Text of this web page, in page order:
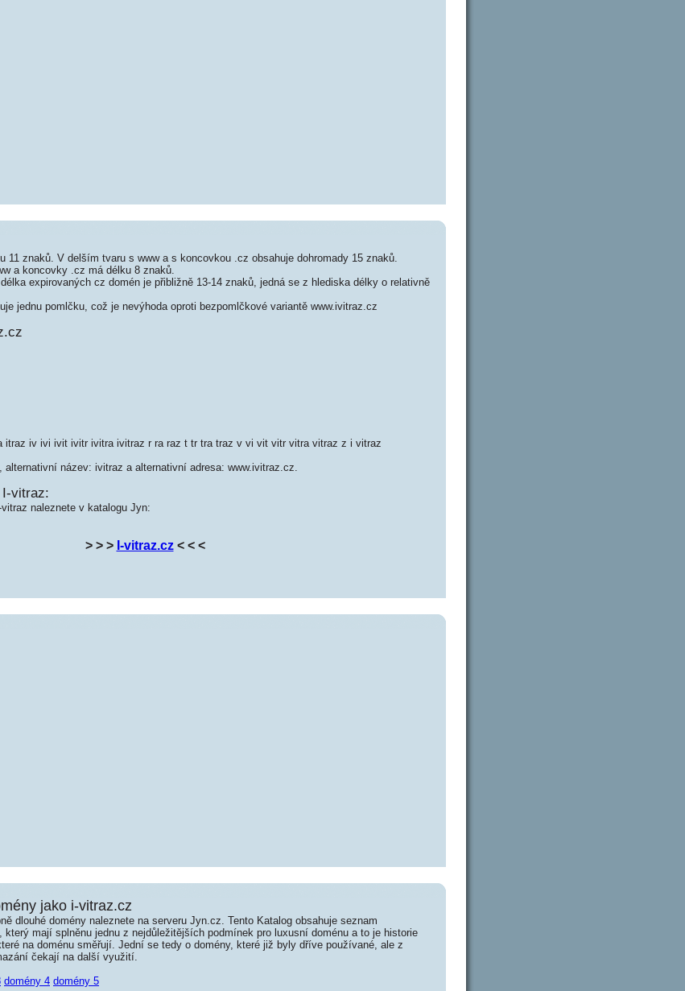
11 znaků. V delším tvaru s www a s koncovkou .cz obsahuje dohromady 15 znaků.
a koncovky .cz má délku 8 znaků.
expirovaných cz domén je přibližně 13-14 znaků, jedná se z hlediska délky o relativně
jednu pomlčku, což je nevýhoda oproti bezpomlčkové variantě www.ivitraz.cz
itraz iv ivi ivit ivitr ivitra ivitraz r ra raz t tr tra traz v vi vit vitr vitra vitraz z i vitraz
název: ivitraz a alternativní adresa: www.ivitraz.cz.
vitraz:
naleznete v katalogu Jyn:
> > > I-vitraz.cz< < <
jako i-vitraz.cz
dlouhé domény naleznete na serveru Jyn.cz. Tento Katalog obsahuje seznam
mají splněnu jednu z nejdůležitějších podmínek pro luxusní doménu a to je historie
na doménu směřují. Jední se tedy o domény, které již byly dříve používané, ale z
čekají na další využití.
domény 4 domény 5